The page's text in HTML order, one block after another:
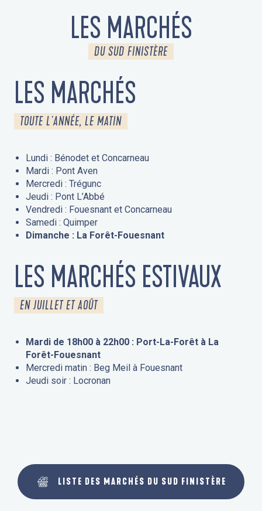
LES MARCHÉS
DU SUD FINISTÈRE
LES MARCHÉS
TOUTE L'ANNÉE, LE MATIN
Lundi : Bénodet et Concarneau
Mardi : Pont Aven
Mercredi : Trégunc
Jeudi : Pont L’Abbé
Vendredi : Fouesnant et Concarneau
Samedi : Quimper
Dimanche : La Forêt-Fouesnant
LES MARCHÉS ESTIVAUX
EN JUILLET ET AOÛT
Mardi de 18h00 à 22h00 : Port-La-Forêt à La
Forêt-Fouesnant
Mercredi matin : Beg Meil à Fouesnant
Jeudi soir : Locronan
LISTE DES MARCHÉS DU SUD FINISTÈRE